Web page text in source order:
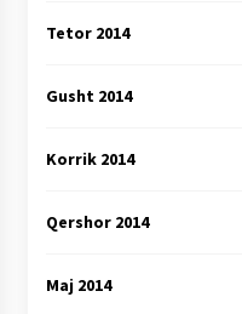
Tetor 2014
Gusht 2014
Korrik 2014
Qershor 2014
Maj 2014